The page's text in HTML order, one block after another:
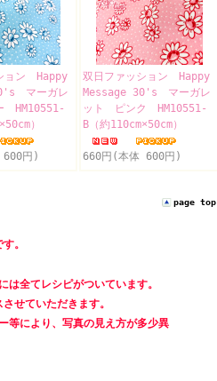
ョン Happy
マーガレ
HM10551-
）
円)
双日ファッション Happy
Message 30's マーガレ
ット ピンク HM10551-
B（約110cm×50cm）
660円(本体 600円)
page top
。
全てレシピがついています。
せていただきます。
等により、写真の見え方が多少異